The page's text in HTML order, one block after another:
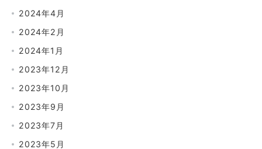
2024年4月
2024年2月
2024年1月
2023年12月
2023年10月
2023年9月
2023年7月
2023年5月